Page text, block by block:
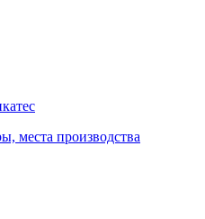
места производства